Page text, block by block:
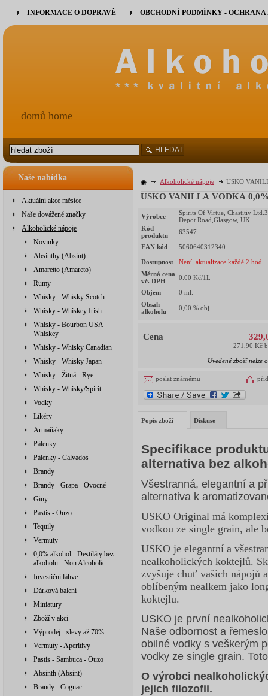
Naše nabídka
Aktuální akce měsíce
Naše dovážené značky
Alkoholické nápoje
Novinky
Absinthy (Absint)
Amaretto (Amareto)
Rumy
Whisky - Whisky Scotch
Whisky - Whiskey Irish
Whisky - Bourbon USA
Whiskey
Whisky - Whisky Canadian
Whisky - Whisky Japan
Whisky - Žitná - Rye
Whisky - Whisky/Spirit
Vodky
Likéry
Armaňaky
Pálenky
Pálenky - Calvados
Brandy
Brandy - Grapa - Ovocné
Giny
Pastis - Ouzo
Tequily
Vermuty
0,0% alkohol - Destiláty bez
alkoholu - Non Alcoholic
Investiční láhve
Dárková balení
Miniatury
Zboží v akci
Výprodej - slevy až 70%
Vermuty - Aperitivy
Pastis - Sambuca - Ouzo
Absinth (Absint)
Brandy - Cognac
Alkoholické nápoje USKO
USKO VANILLA VODKA
Výrobce
Spirits Of Virtue, Chastitiy
Depot Road,Glasgow, UK
Kód
produktu
63547
EAN kód 5060640312340
Dostupnost
Není, aktualizace každé 2 hod.
Měrná cena
vč. DPH
0.00 Kč/1L
Objem 0 ml.
Obsah
alkoholu
0,00 % obj.
Cena
271,90 Kč
Uvedené zboží nelze
poslat známému
Popis zboží Diskuse
Specifikace
alternativa bez
Všestranná, elegantní a
alternativa k
USKO Original má
vodkou ze single grain, ale
USKO je elegantní a
nealkoholických koktejlů.
zvyšuje chuť vašich nápojů
oblíbeným nealkem jako
koktejlu.
USKO je první
Naše odbornost a
obilné vodky s veškerým
vodky ze single grain.
O výrobci
jejich filozofii.
INFORMACE O DOPRAVĚ OBCHODNÍ PODMÍNKY -
domů home
HLEDAT